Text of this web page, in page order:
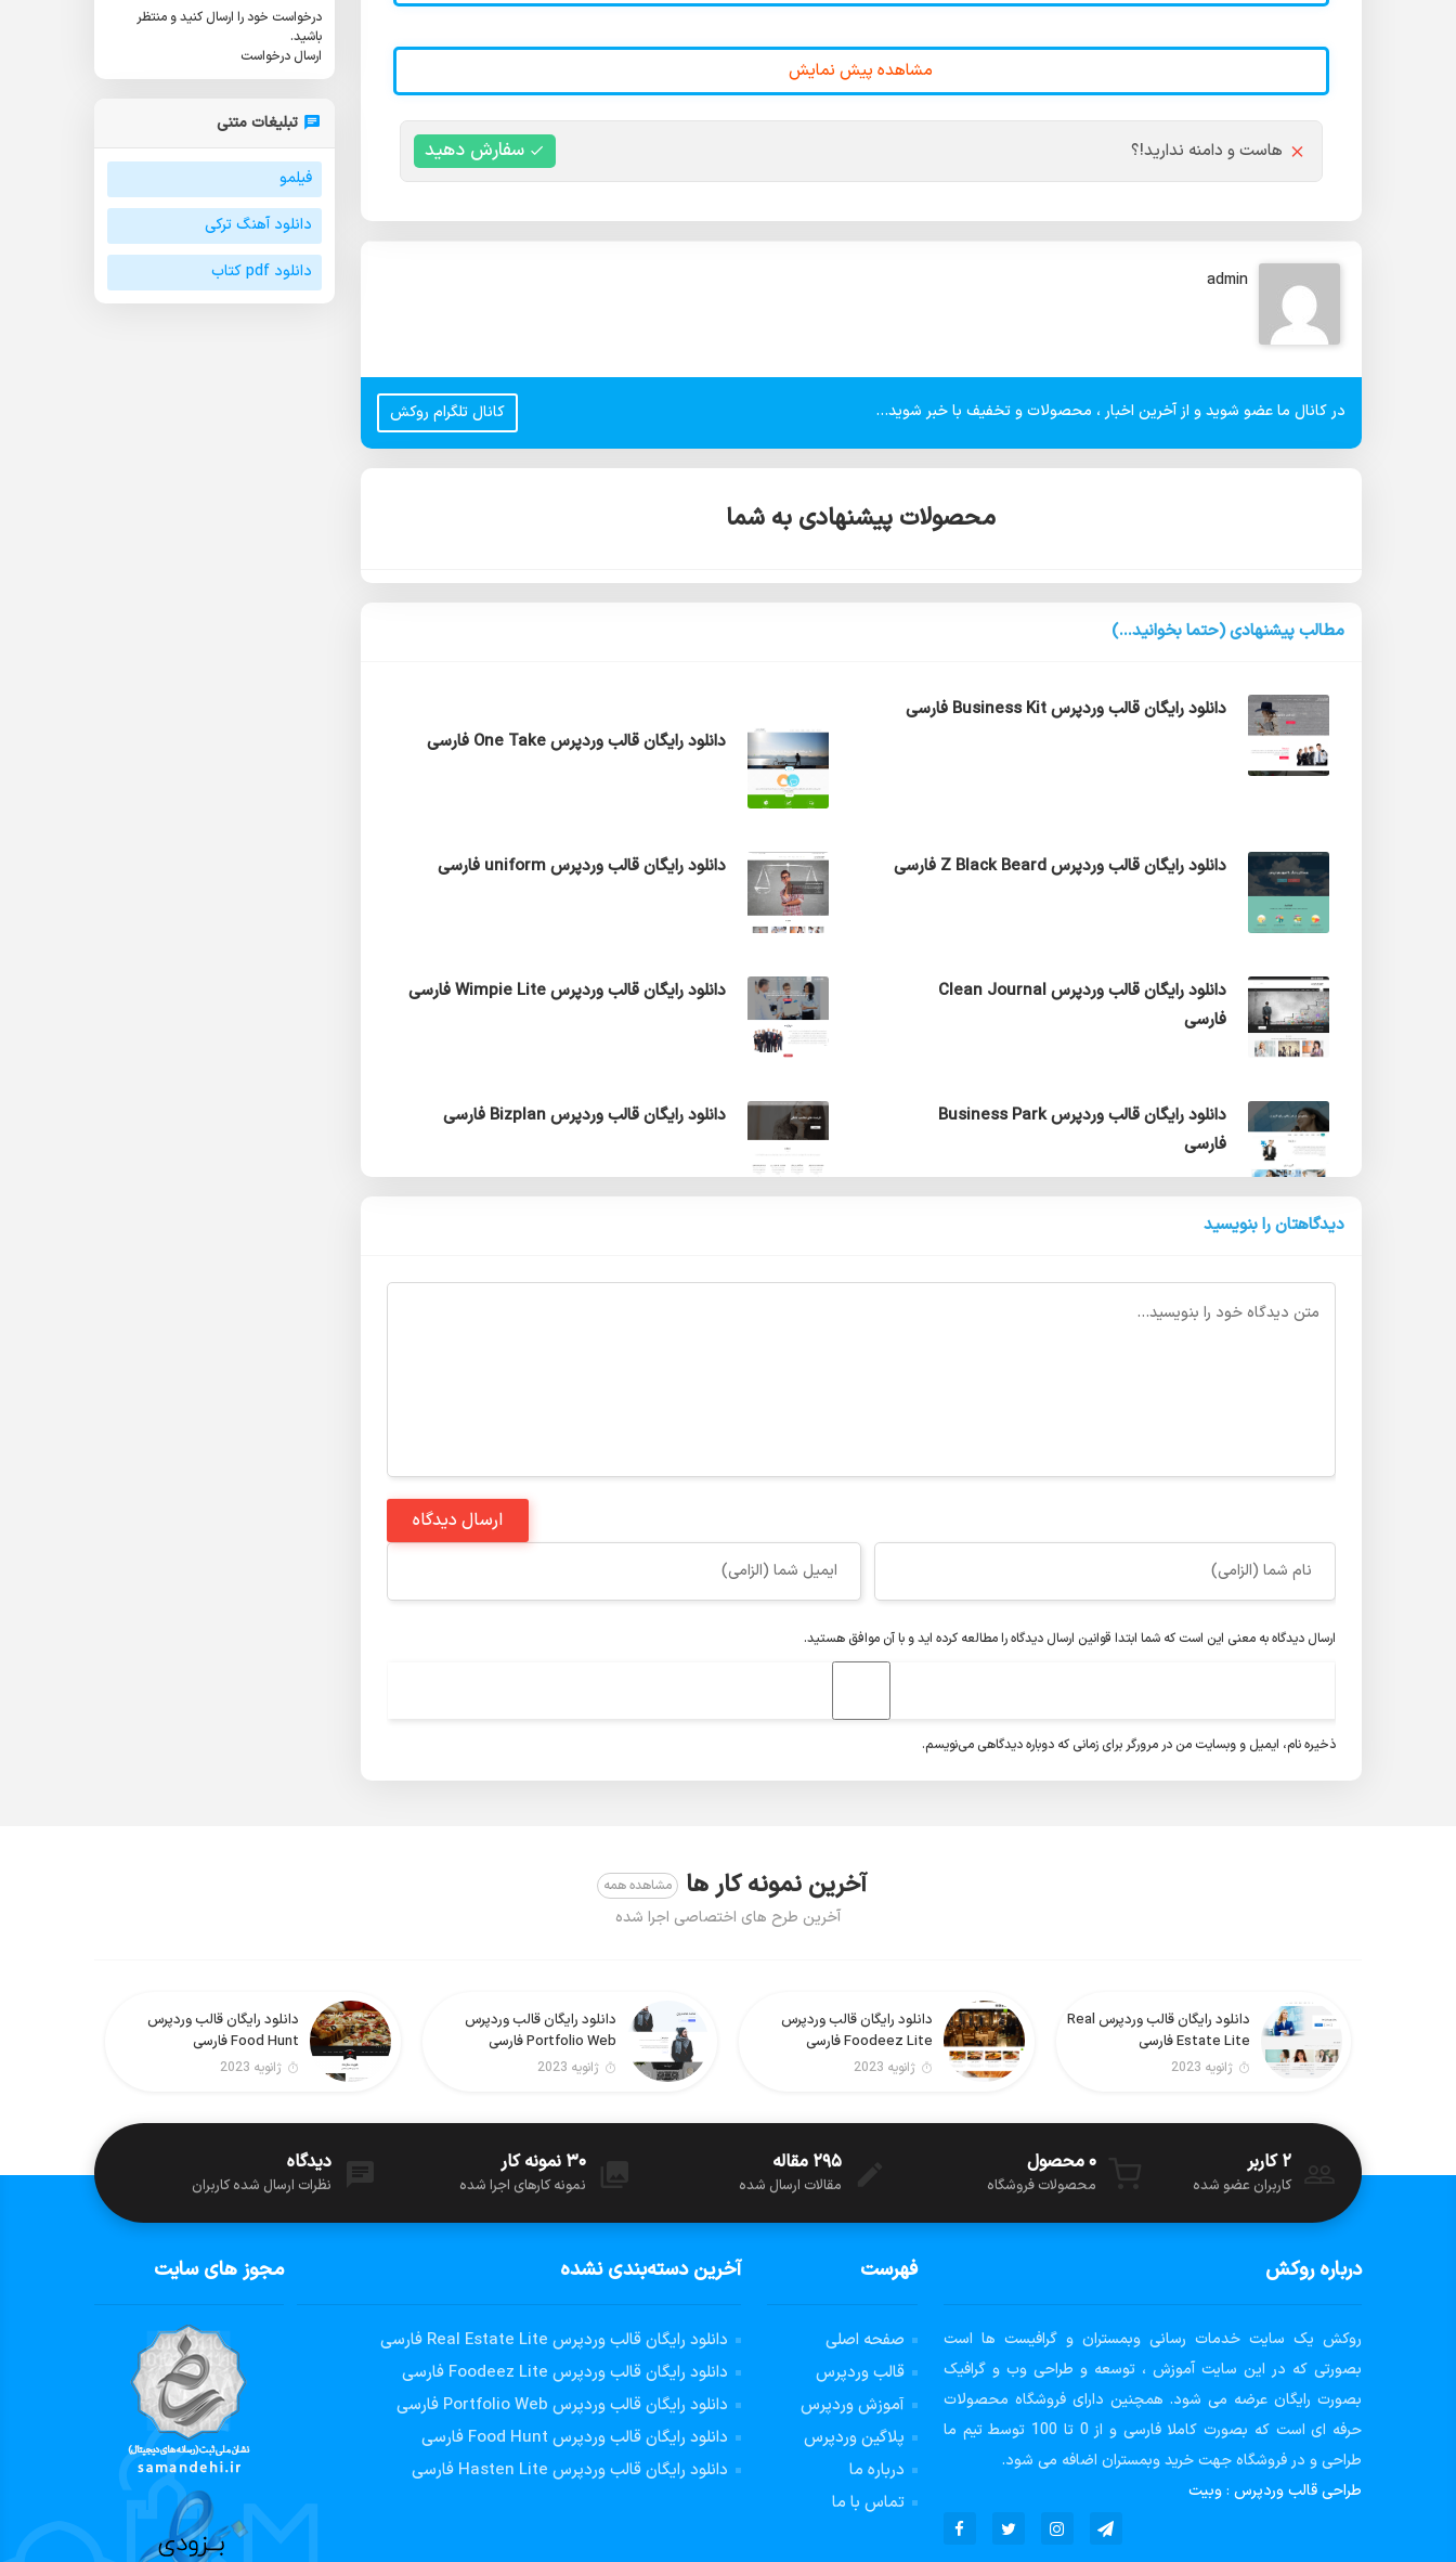
مشاهده پیش نمایش
هاست و دامنه ندارید!؟ سفارش دهید
admin
در کانال ما عضو شوید و از آخرین اخبار ، محصولات و تخفیف با خبر شوید... کانال تلگرام روکش
محصولات پیشنهادی به شما
مطالب پیشنهادی (حتما بخوانید...)
دانلود رایگان قالب وردپرس Business Kit فارسی
دانلود رایگان قالب وردپرس One Take فارسی
دانلود رایگان قالب وردپرس Z Black Beard فارسی دانلود رایگان قالب وردپرس uniform فارسی
دانلود رایگان قالب وردپرس Clean Journal
فارسی
دانلود رایگان قالب وردپرس Wimpie Lite فارسی
دانلود رایگان قالب وردپرس Business Park
فارسی
دانلود رایگان قالب وردپرس Bizplan فارسی
دیدگاهتان را بنویسید
ارسال دیدگاه
ارسال دیدگاه به معنی این است که شما ابتدا قوانین ارسال دیدگاهرا مطالعه کرده اید و با آن موافق هستید.
ذخیره نام، ایمیل و وبسایت من در مرورگر برای زمانی که دوباره دیدگاهی می‌نویسم.
درخواست خود را ارسال کنید و منتظر
باشید.
ارسال درخواست
تبلیغات متنی
فیلمو
دانلود آهنگ ترکی
دانلود pdf کتاب
آخرین نمونه کار ها مشاهده همه
آخرین طرح های اختصاصی اجرا شده
دانلود رایگان قالب وردپرس Real
Estate Lite فارسی
ژانویه 2023
دانلود رایگان قالب وردپرس
Foodeez Lite فارسی
ژانویه 2023
دانلود رایگان قالب وردپرس
Portfolio Web فارسی
ژانویه 2023
دانلود رایگان قالب وردپرس
Food Hunt فارسی
ژانویه 2023
۲ کاربر
کاربران عضو شده
۰ محصول
محصولات فروشگاه
۲۹۵ مقاله
مقالات ارسال شده
۳۰ نمونه کار
نمونه کارهای اجرا شده
دیدگاه
نظرات ارسال شده کاربران
درباره روکش
روکش یک سایت خدمات رسانی وبمستران و گرافیست ها است
بصورتی که در این سایت آموزش ، توسعه و طراحی وب و گرافیک
بصورت رایگان عرضه می شود. همچنین دارای فروشگاه محصولات
حرفه ای است که بصورت کاملا فارسی و از 0 تا 100 توسط تیم ما
طراحی و در فروشگاه جهت خرید وبمستران اضافه می شود.
طراحی قالب وردپرس :وبیت
فهرست
صفحه اصلی
قالب وردپرس
آموزش وردپرس
پلاگین وردپرس
درباره ما
تماس با ما
آخرین دسته‌بندی نشده
دانلود رایگان قالب وردپرس Real Estate Lite فارسی
دانلود رایگان قالب وردپرس Foodeez Lite فارسی
دانلود رایگان قالب وردپرس Portfolio Web فارسی
دانلود رایگان قالب وردپرس Food Hunt فارسی
دانلود رایگان قالب وردپرس Hasten Lite فارسی
مجوز های سایت